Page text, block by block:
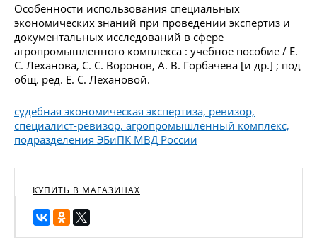
Особенности использования специальных
экономических знаний при проведении экспертиз и
документальных исследований в сфере
агропромышленного комплекса : учебное пособие / Е.
С. Леханова, С. С. Воронов, А. В. Горбачева [и др.] ; под
общ. ред. Е. С. Лехановой.
судебная экономическая экспертиза, ревизор,
специалист-ревизор, агропромышленный комплекс,
подразделения ЭБиПК МВД России
КУПИТЬ В МАГАЗИНАХ